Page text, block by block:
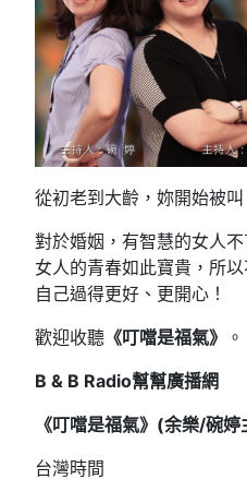
從初老到大齡，妳開始被叫
對於婚姻，有智慧的女人
女人的青春如此寶貴，所
自己過得更好、更開心！
歡迎收聽 《叮噹是福氣》
。
B & B Radio幫幫廣播網
《叮噹是福氣》(余樂/碗婷
台灣時間